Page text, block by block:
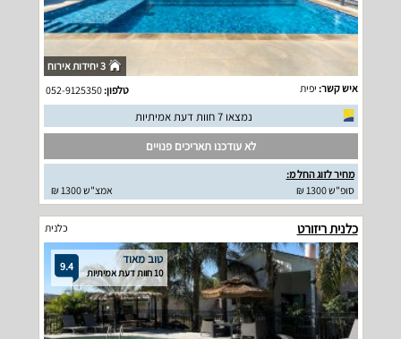
3 יחידות אירוח
איש קשר: יפית טלפון:052-9125350
נמצאו 7 חוות דעת אמיתיות
לא עודכנו תאריכים פנויים
מחיר לזוג החל מ:
סופ"ש 1300 ₪
אמצ"ש 1300 ₪
כלנית ריזורט כלנית
9.4 טוב מאוד
10 חוות דעת אמיתיות